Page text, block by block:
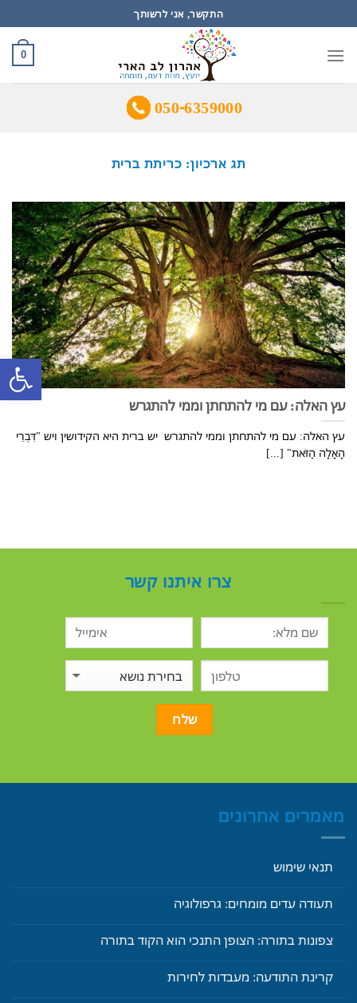
פתח
to
content
התקשר, אני לרשותך
0
050-6359000
תג ארכיון: כריתת ברית
עץ האלה: עם מי להתחתן וממי להתגרש
עץ האלה: עם מי להתחתן וממי להתגרש יש ברית היא הקידושין ויש "דִּבְרֵי
הָאָלָה הַזֹּאת" [...]
צרו איתנו קשר
מאמרים אחרונים
תנאי שימוש
תעודה עדים מומחים: גרפולוגיה
צפונות בתורה: הצופן התנכי הוא הקוד בתורה
קרינת התודעה: מעבדות לחירות